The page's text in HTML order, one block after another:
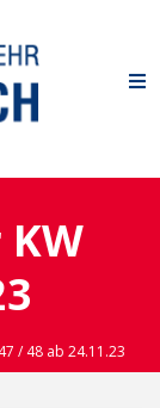
/ 48 ab 24.11.23